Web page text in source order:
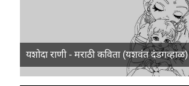
यशोदा राणी - मराठी कविता (यशवंत दंडगव्हाळ)